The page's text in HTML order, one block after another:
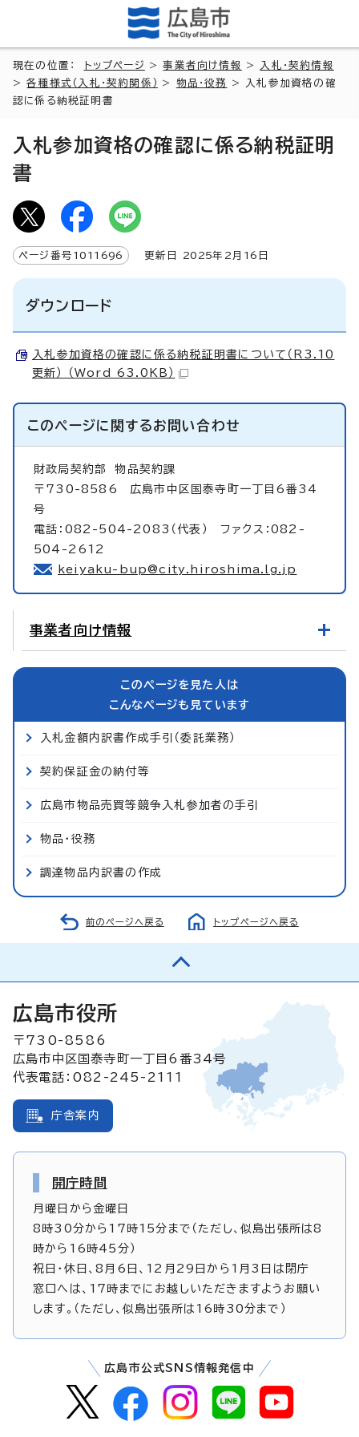
現在の位置： トップページ >事業者向け情報 >
入札・契約情報
>各種様式（入札・契約関係） > 物品・役務
> 入札参加資格の確
認に係る納税証明書
入札参加資格の確認に係る納税証明
書
ページ番号 1011696 更新日 2025年2月 16 日
ダウンロード
入札参加資格の確認に係る納税証明書について（R3.10
更新） （Word 63.0KB）
このページに関するお問い合わせ
財政局契約部物品契約課
〒730-8586 広島市中区国泰寺町一丁目6番34
号
電話：082-504-2083（代表） ファクス：082-
504-2612
keiyaku-bup@city.hiroshima.lg.jp
事業者向け情報
このページを見た人は
こんなページも見ています
入札金額内訳書作成手引（委託業務）
契約保証金の納付等
広島市物品売買等競争入札参加者の手引
物品・役務
調達物品内訳書の作成
前のページへ戻る トップページへ戻る
広島市役所
〒730-8586
広島市中区国泰寺町一丁目6番34号
代表電話：082-245-2111
庁舎案内
開庁時間
月曜日から金曜日
8時30分から17時15分まで（ただし、似島出張所は8
時から16時45分）
祝日・休日、8月6日、12月29日から1月3日は閉庁
窓口へは、17時までにお越しいただきますようお願い
します。（ただし、似島出張所は16時30分まで）
広島市公式SNS情報発信中